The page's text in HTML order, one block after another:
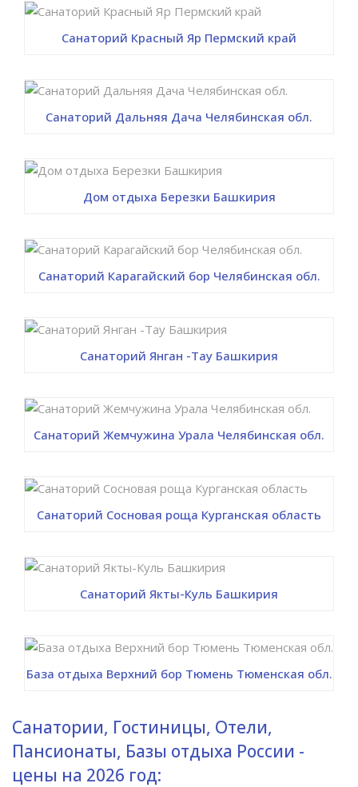
Санаторий Красный Яр Пермский край
Санаторий Дальняя Дача Челябинская обл.
Дом отдыха Березки Башкирия
Санаторий Карагайский бор Челябинская обл.
Санаторий Янган -Тау Башкирия
Санаторий Жемчужина Урала Челябинская обл.
Санаторий Сосновая роща Курганская область
Санаторий Якты-Куль Башкирия
База отдыха Верхний бор Тюмень Тюменская обл.
Санатории, Гостиницы, Отели,
Пансионаты, Базы отдыха России -
цены на 2026 год: